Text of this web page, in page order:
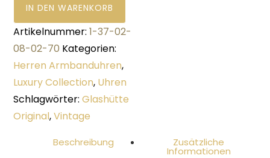
IN DEN WARENKORB
Artikelnummer:1-37-02-
08-02-70 Kategorien:
Herren Armbanduhren,
Luxury Collection, Uhren
Schlagwörter:Glashütte
Original,Vintage
Beschreibung Zusätzliche
Informationen